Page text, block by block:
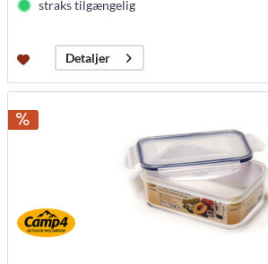
straks tilgængelig
Detaljer